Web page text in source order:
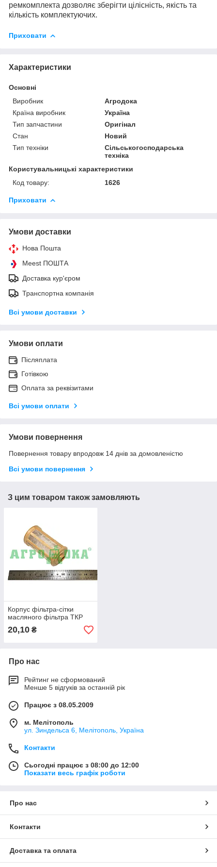
ремкомплекта дозволяє зберігти цілісність, якість та
кількість комплектуючих.
Приховати
Характеристики
Основні
Виробник
Агродока
Країна виробник
Україна
Тип запчастини
Оригінал
Стан
Новий
Тип техніки
Сільськогосподарська
техніка
Користувальницькі характеристики
Код товару:
1626
Приховати
Умови доставки
Нова Пошта
Meest ПОШТА
Доставка кур'єром
Транспортна компанія
Всі умови доставки
Умови оплати
Післяплата
Готівкою
Оплата за реквізитами
Всі умови оплати
Умови повернення
Повернення товару впродовж 14 днів за домовленістю
Всі умови повернення
З цим товаром також замовляють
Корпус фільтра-сітки
масляного фільтра ТКР
20,10 ₴
Про нас
Рейтинг не сформований
Менше 5 відгуків за останній рік
Працює з 08.05.2009
м. Мелітополь
ул. Зиндельса 6, Мелітополь, Україна
Контакти
Сьогодні працює з 08:00 до 12:00
Показати весь графік роботи
Про нас
Контакти
Доставка та оплата